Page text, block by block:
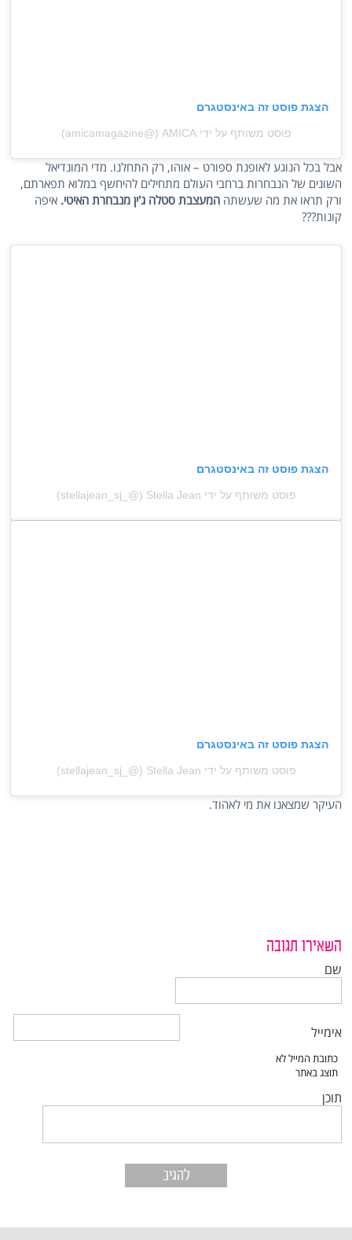
הצגת פוסט זה באינסטגרם
פוסט משותף על ידי ‏‎AMICA‎‏ (@‏‎amicamagazine‎‏)
אבל בכל הנוגע לאופנת ספורט – אוהו, רק התחלנו. מדי המונדיאל
השונים של הנבחרות ברחבי העולם מתחילים להיחשף במלוא תפארתם,
ורק תראו את מה שעשתההמעצבת סטלה ג'ין מנבחרת האיטי. איפה
קונות???
הצגת פוסט זה באינסטגרם
פוסט משותף על ידי ‏‎Stella Jean‎‏ (@‏‎stellajean_sj_‎‏)
הצגת פוסט זה באינסטגרם
פוסט משותף על ידי ‏‎Stella Jean‎‏ (@‏‎stellajean_sj_‎‏)
העיקר שמצאנו את מי לאהוד.
השאירו תגובה
שם
אימייל
תוכן